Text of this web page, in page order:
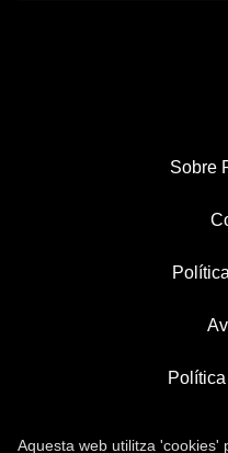
Sobre
Aquesta web utilitza 'cookies'